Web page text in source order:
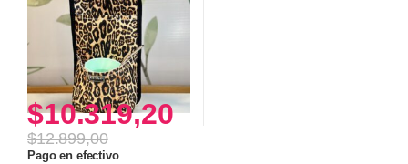
$10.319,20
$12.899,00
Pago en efectivo